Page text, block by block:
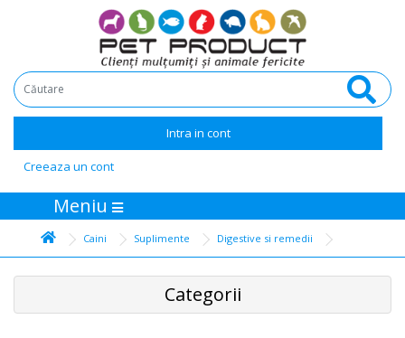
Intra in cont
Creeaza un cont
Meniu
Caini Suplimente Digestive si remedii
Categorii